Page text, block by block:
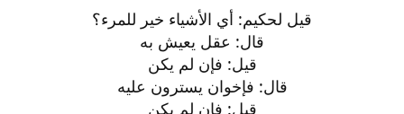
قيل لحكيم: أي الأشياء خير للمرء؟
قال: عقل يعيش به
قيل: فإن لم يكن
قال: فإخوان يسترون عليه
قيل: فإن لم يكن